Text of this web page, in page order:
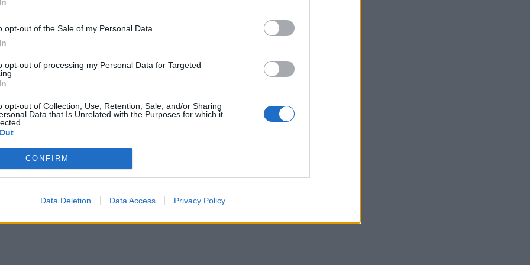
opt-out of the Sale of my Personal Data.
opt-out of processing my Personal Data for Targeted
opt-out of Collection, Use, Retention, Sale, and/or Sharing
Data that Is Unrelated with the Purposes for which it
CONFIRM
Data Deletion Data Access Privacy Policy
την ΧΑΠ για καλύτερη ποιότητα
συνεχή 24ωρη αποτελεσματικότητα
να εγκαινιάσει μια νέα...